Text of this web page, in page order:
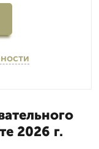
2026 г.